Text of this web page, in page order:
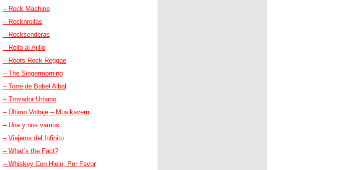
– Rock Machine
– Rocknrollas
– Rocksenderas
– Rollo al Ajillo
– Roots Rock Reggae
– The Singermorning
– Torre de Babel Albal
– Trovador Urbano
– Último Voltaje – Musikavern
– Una y nos vamos
– Viajeros del Infinito
– What´s the Fact?
– Whiskey Con Hielo, Por Favor